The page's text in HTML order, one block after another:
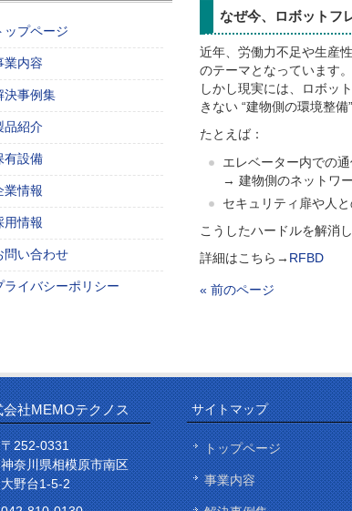
なぜ今、ロボットフ
近年、労働力不足や生産
のテーマとなっています。
しかし現実には、ロボッ
きない “建物側の環境整備
たとえば：
エレベーター内での
→ 建物側のネットワ
セキュリティ扉や人
こうしたハードルを解消
詳細はこちら→ RFBD
« 前のページ
ップページ
業内容
決事例集
品紹介
有設備
業情報
用情報
問い合わせ
ライバシーポリシー
会社MEMOテクノス
〒252-0331
神奈川県相模原市南区
大野台1-5-2
サイトマップ
トップページ
事業内容